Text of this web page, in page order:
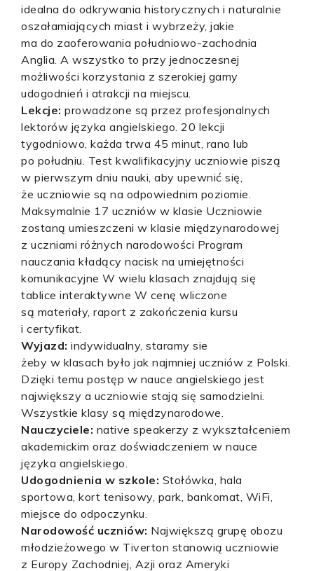
idealna do odkrywania historycznych i naturalnie
oszałamiających miast i wybrzeży, jakie
ma do zaoferowania południowo-zachodnia
Anglia. A wszystko to przy jednoczesnej
możliwości korzystania z szerokiej gamy
udogodnień i atrakcji na miejscu.
Lekcje: prowadzone są przez profesjonalnych
lektorów języka angielskiego. 20 lekcji
tygodniowo, każda trwa 45 minut, rano lub
po południu. Test kwalifikacyjny uczniowie piszą
w pierwszym dniu nauki, aby upewnić się,
że uczniowie są na odpowiednim poziomie.
Maksymalnie 17 uczniów w klasie Uczniowie
zostaną umieszczeni w klasie międzynarodowej
z uczniami różnych narodowości Program
nauczania kładący nacisk na umiejętności
komunikacyjne W wielu klasach znajdują się
tablice interaktywne W cenę wliczone
są materiały, raport z zakończenia kursu
i certyfikat.
Wyjazd: indywidualny, staramy sie
żeby w klasach było jak najmniej uczniów z Polski.
Dzięki temu postęp w nauce angielskiego jest
największy a uczniowie stają się samodzielni.
Wszystkie klasy są międzynarodowe.
Nauczyciele: native speakerzy z wykształceniem
akademickim oraz doświadczeniem w nauce
języka angielskiego.
Udogodnienia w szkole: Stołówka, hala
sportowa, kort tenisowy, park, bankomat, WiFi,
miejsce do odpoczynku.
Narodowość uczniów: Największą grupę obozu
młodzieżowego w Tiverton stanowią uczniowie
z Europy Zachodniej, Azji oraz Ameryki